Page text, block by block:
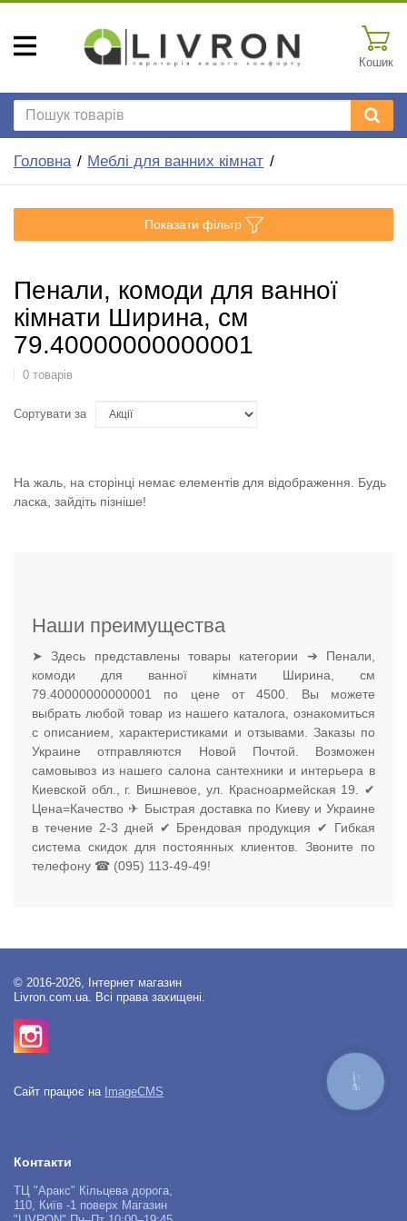
Кошик
Головна Меблі для ванних кімнат
Показати фільтр
Пенали, комоди для ванної
кімнати Ширина, см
79.40000000000001
0 товарів
Сортувати за
На жаль, на сторінці немає елементів для відображення. Будь
ласка, зайдіть пізніше!
Наши преимущества
➤ Здесь представлены товары категории ➔ Пенали,
комоди для ванної кімнати Ширина, см
79.40000000000001 по цене от 4500. Вы можете
выбрать любой товар из нашего каталога, ознакомиться
с описанием, характеристиками и отзывами. Заказы по
Украине отправляются Новой Почтой. Возможен
самовывоз из нашего салона сантехники и интерьера в
Киевской обл., г. Вишневое, ул. Красноармейская 19. ✔
Цена=Качество ✈ Быстрая доставка по Киеву и Украине
в течение 2-3 дней ✔ Брендовая продукция ✔ Гибкая
система скидок для постоянных клиентов. Звоните по
телефону ☎ (095) 113-49-49!
© 2016-2026, Інтернет магазин
Livron.com.ua. Всі права захищені.
Сайт працює на ImageCMS
Контакти
ТЦ "Аракс" Кільцева дорога,
110, Київ -1 поверх Магазин
КНОПКА
ЗВ'ЯЗКУ